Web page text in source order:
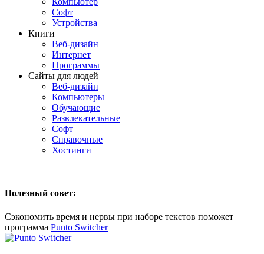
Софт
Устройства
Книги
Веб-дизайн
Интернет
Программы
Сайты для людей
Веб-дизайн
Компьютеры
Обучающие
Развлекательные
Софт
Справочные
Хостинги
Полезный совет:
Сэкономить время и нервы при наборе текстов поможет
программа Punto Switcher